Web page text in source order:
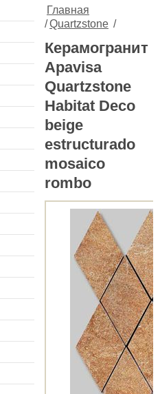
Главная
/Quartzstone /
Керамогранит
Apavisa
Quartzstone
Habitat Deco
beige
estructurado
mosaico
rombo